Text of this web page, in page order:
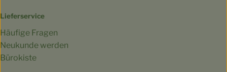
Lieferservice
Häufige Fragen
Neukunde werden
Bürokiste